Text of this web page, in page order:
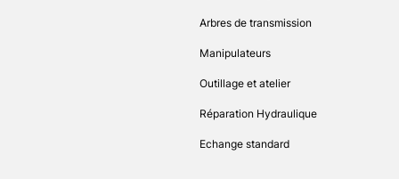
Arbres de transmission
Manipulateurs
Outillage et atelier
Réparation Hydraulique
Echange standard